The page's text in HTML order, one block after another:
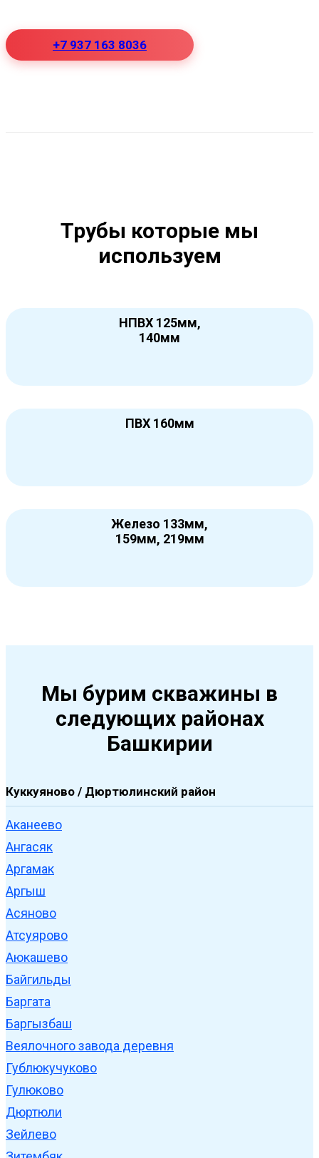
+7 937 163 8036
Трубы которые мы
используем
НПВХ 125мм,
140мм
ПВХ 160мм
Железо 133мм,
159мм, 219мм
Мы бурим скважины в
следующих районах
Башкирии
Куккуяново / Дюртюлинский район
Аканеево
Ангасяк
Аргамак
Аргыш
Асяново
Атсуярово
Аюкашево
Байгильды
Баргата
Баргызбаш
Веялочного завода деревня
Гублюкучуково
Гулюково
Дюртюли
Зейлево